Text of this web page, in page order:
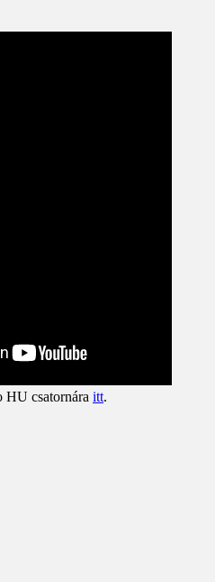
csatornára itt.